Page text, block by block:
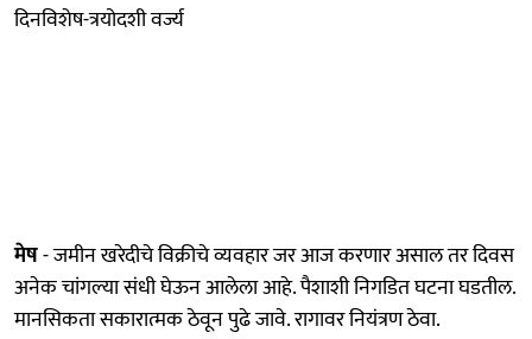
दिनविशेष-त्रयोदशी वर्ज्य
मेष- जमीन खरेदीचे विक्रीचे व्यवहार जर आज करणार असाल तर दिवस
अनेक चांगल्या संधी घेऊन आलेला आहे. पैशाशी निगडित घटना घडतील.
मानसिकता सकारात्मक ठेवून पुढे जावे. रागावर नियंत्रण ठेवा.